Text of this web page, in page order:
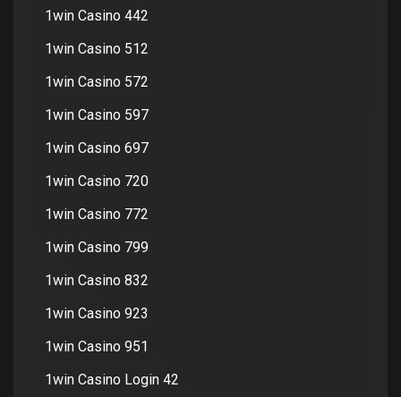
1win Casino 442
1win Casino 512
1win Casino 572
1win Casino 597
1win Casino 697
1win Casino 720
1win Casino 772
1win Casino 799
1win Casino 832
1win Casino 923
1win Casino 951
1win Casino Login 42